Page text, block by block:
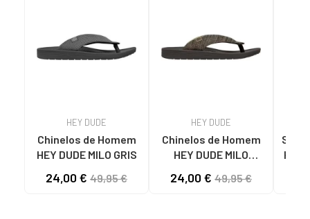
HEY DUDE
Chinelos de Homem
HEY DUDE MILO GRIS
24,00 € 49,95 €
HEY DUDE
Chinelos de Homem
HEY DUDE MILO
24,00 € 49,95 €